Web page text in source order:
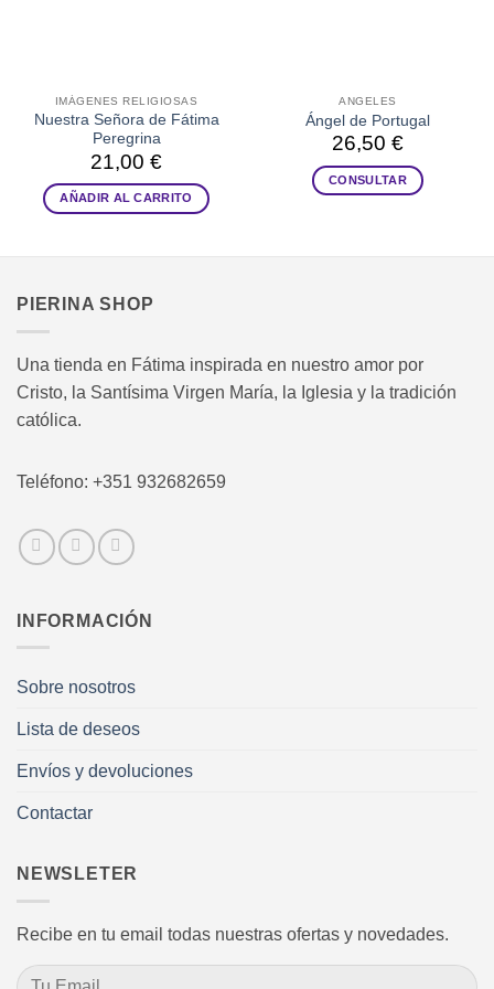
IMÁGENES RELIGIOSAS
Nuestra Señora de Fátima
Peregrina
21,00 €
AÑADIR AL CARRITO
ANGELES
Ángel de Portugal
26,50 €
CONSULTAR
PIERINA SHOP
Una tienda en Fátima inspirada en nuestro amor por
Cristo, la Santísima Virgen María, la Iglesia y la tradición
católica.
Teléfono: +351 932682659
INFORMACIÓN
Sobre nosotros
Lista de deseos
Envíos y devoluciones
Contactar
NEWSLETER
Recibe en tu email todas nuestras ofertas y novedades.